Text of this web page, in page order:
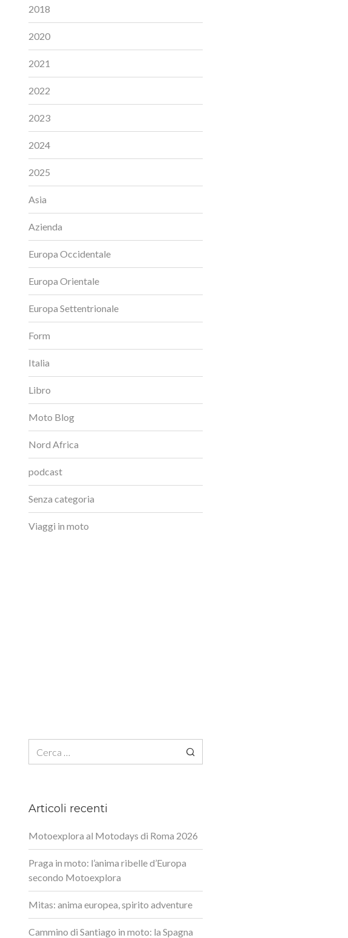
2018
2020
2021
2022
2023
2024
2025
Asia
Azienda
Europa Occidentale
Europa Orientale
Europa Settentrionale
Form
Italia
Libro
Moto Blog
Nord Africa
podcast
Senza categoria
Viaggi in moto
Articoli recenti
Motoexplora al Motodays di Roma 2026
Praga in moto: l’anima ribelle d’Europa
secondo Motoexplora
Mitas: anima europea, spirito adventure
Cammino di Santiago in moto: la Spagna